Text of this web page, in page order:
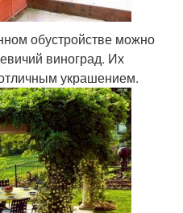
обустройстве можно
виноград. Их
украшением.